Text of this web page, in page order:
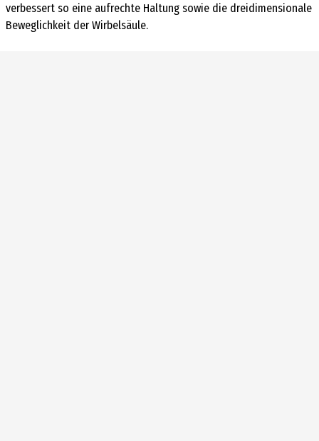
verbessert so eine aufrechte Haltung sowie die dreidimensionale
Beweglichkeit der Wirbelsäule.